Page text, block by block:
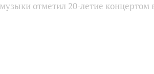
отметил 20-летие концертом